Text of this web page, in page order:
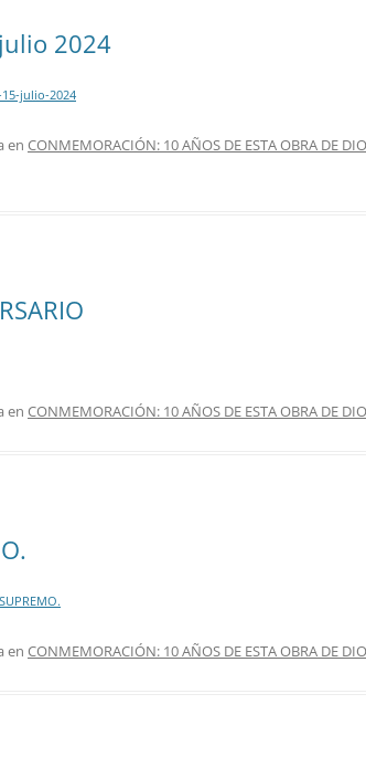
2024
julio-2024
en CONMEMORACIÓN: 10 AÑOS DE ESTA OBRA DE
en CONMEMORACIÓN: 10 AÑOS DE ESTA OBRA DE
en CONMEMORACIÓN: 10 AÑOS DE ESTA OBRA DE